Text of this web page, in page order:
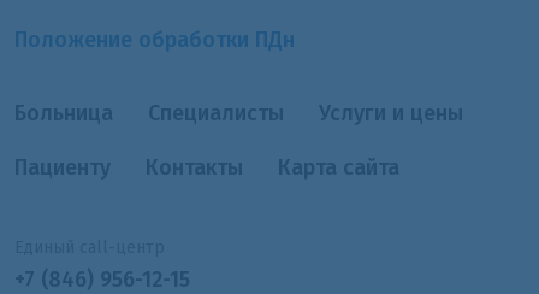
Положение обработки ПДн
Больница Специалисты Услуги и цены
Пациенту Контакты Карта сайта
+7 (846) 956-12-15